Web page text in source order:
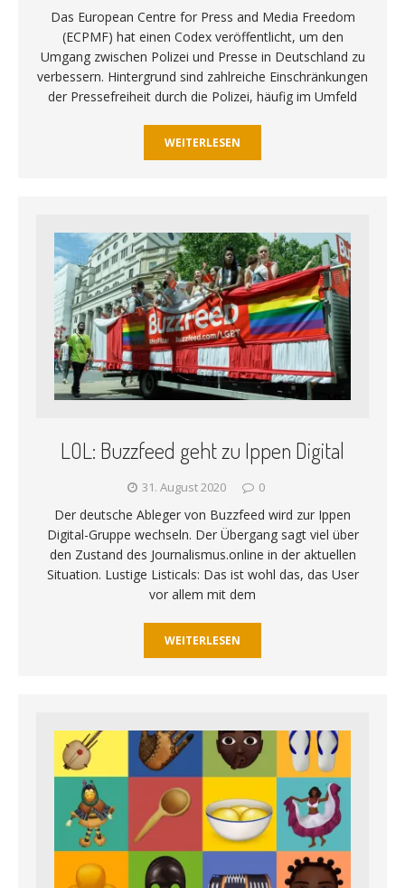
Das European Centre for Press and Media Freedom
(ECPMF) hat einen Codex veröffentlicht, um den
Umgang zwischen Polizei und Presse in Deutschland zu
verbessern. Hintergrund sind zahlreiche Einschränkungen
der Pressefreiheit durch die Polizei, häufig im Umfeld
WEITERLESEN
LOL: Buzzfeed geht zu Ippen Digital
31. August 2020 0
Der deutsche Ableger von Buzzfeed wird zur Ippen
Digital-Gruppe wechseln. Der Übergang sagt viel über
den Zustand des Journalismus.online in der aktuellen
Situation. Lustige Listicals: Das ist wohl das, das User
vor allem mit dem
WEITERLESEN